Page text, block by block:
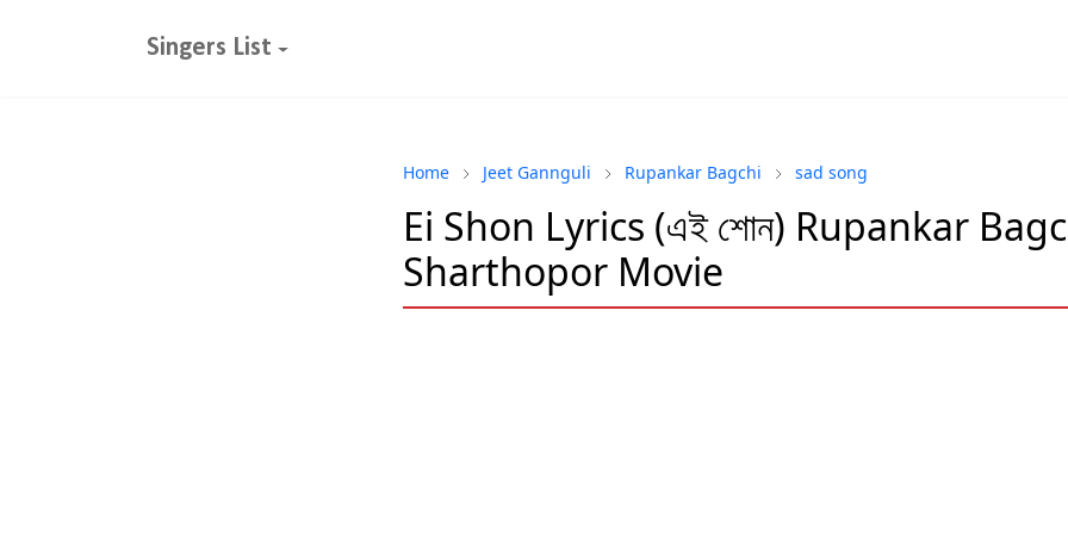
Singers List
Home Jeet Gannguli Rupankar Bagchi sad song
Ei Shon Lyrics (এই শোন) Rupankar
Sharthopor Movie